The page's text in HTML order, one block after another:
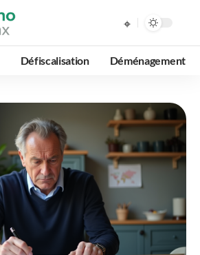
Défiscalisation Déménagement